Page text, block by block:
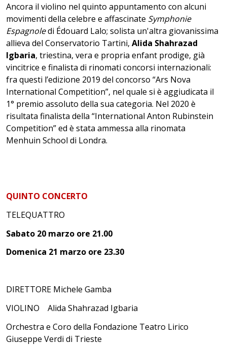
Ancora il violino nel quinto appuntamento con alcuni
movimenti della celebre e affascinate Symphonie
Espagnoledi Édouard Lalo; solista un'altra giovanissima
allieva del Conservatorio Tartini, Alida Shahrazad
Igbaria, triestina, vera e propria enfant prodige, già
vincitrice e finalista di rinomati concorsi internazionali:
fra questi l’edizione 2019 del concorso “Ars Nova
International Competition”, nel quale si è aggiudicata il
1° premio assoluto della sua categoria. Nel 2020 è
risultata finalista della “International Anton Rubinstein
Competition” ed è stata ammessa alla rinomata
Menhuin School di Londra.
QUINTO CONCERTO
TELEQUATTRO
Sabato 20 marzo ore 21.00
Domenica 21 marzo ore 23.30
DIRETTORE Michele Gamba
VIOLINO Alida Shahrazad Igbaria
Orchestra e Coro della Fondazione Teatro Lirico
Giuseppe Verdi di Trieste